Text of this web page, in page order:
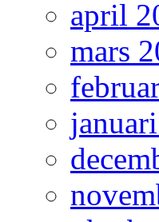
april
mars